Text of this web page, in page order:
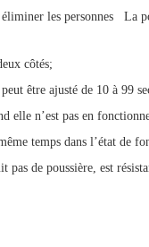
les personnes La
côtés;
être ajusté de 10 à 99
elle n’est pas en
temps dans l’état de
de poussière, est